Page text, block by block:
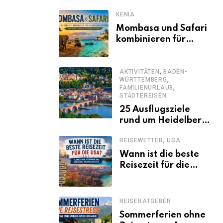
KENIA
Mombasa und Safari
kombinieren für
Kenia-Urlaub
AKTIVITÄTEN , BADEN-
WÜRTTEMBERG,
FAMILIENURLAUB,
STÄDTEREISEN
25 Ausflugsziele
rund um Heidelberg,
sollte
REISEWETTER, USA
Wann ist die beste
Reisezeit für die
saisonale
Besonderheiten
REISERATGEBER
Sommerferien ohne